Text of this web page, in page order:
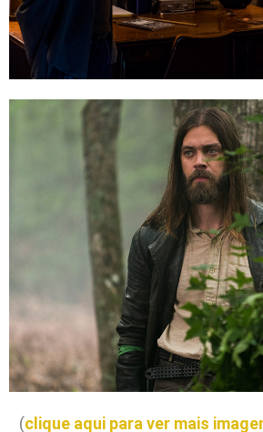
(clique aqui para ver mais